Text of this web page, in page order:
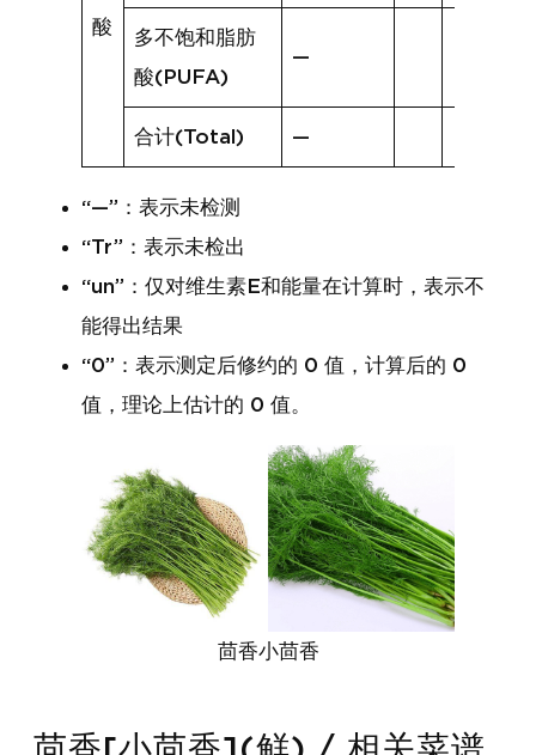
酸
多不饱和脂肪
酸(PUFA)
—
合计(Total) —
“—”：表示未检测
“Tr”：表示未检出
“un”：仅对维生素E和能量在计算时，表示不
能得出结果
“0”：表示测定后修约的 0 值，计算后的 0
值，理论上估计的 0 值。
茴香小茴香